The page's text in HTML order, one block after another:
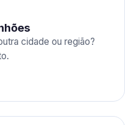
cidade ou região?